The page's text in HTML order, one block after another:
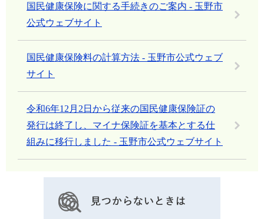
国民健康保険に関する手続きのご案内 - 玉野市
公式ウェブサイト
国民健康保険料の計算方法 - 玉野市公式ウェブ
サイト
令和6年12月2日から従来の国民健康保険証の
発行は終了し、マイナ保険証を基本とする仕
組みに移行しました - 玉野市公式ウェブサイト